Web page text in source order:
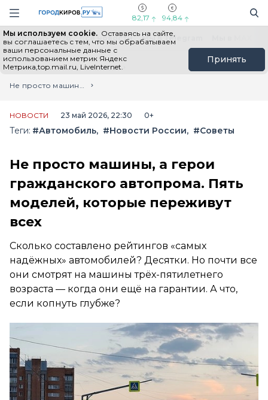
Навигация сайта
82,17 94,84
Мы используем cookie. Оставаясь на сайте,
вы соглашаетесь с тем, что мы обрабатываем
ваши персональные данные с
использованием метрик Яндекс
Метрика,top.mail.ru, LiveInternet.
Принять
Выборы - 2026 Все новости Мы в Telegram
Главная
Лента новостей
Не просто машины, а герои гражданского автопрома. Пять моделей, которые переживут всех
НОВОСТИ 23 май 2026, 22:30 0+
Теги: #Автомобиль #Новости России #Советы
Не просто машины, а герои
гражданского автопрома. Пять
моделей, которые переживут
всех
Сколько составлено рейтингов «самых
надёжных» автомобилей? Десятки. Но почти все
они смотрят на машины трёх-пятилетнего
возраста — когда они ещё на гарантии. А что,
если копнуть глубже?